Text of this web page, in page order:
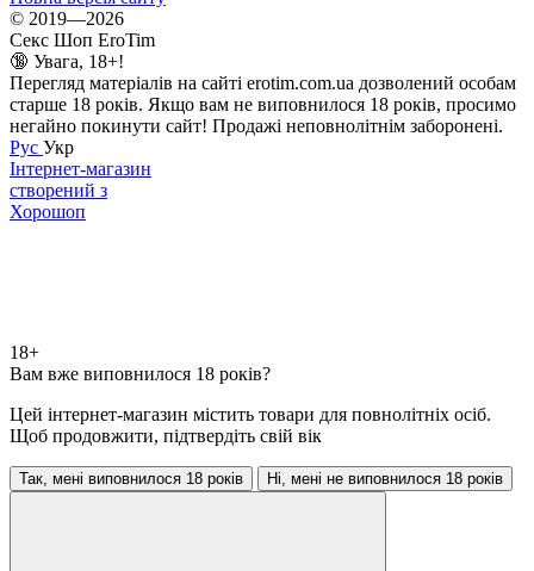
© 2019—2026
Секс Шоп EroTim
🔞 Увага, 18+!
Перегляд матеріалів на сайті erotim.com.ua дозволений особам
старше 18 років. Якщо вам не виповнилося 18 років, просимо
негайно покинути сайт! Продажі неповнолітнім заборонені.
Рус Укр
Інтернет-магазин
створений з
Хорошоп
18+
Вам вже виповнилося 18 років?
Цей інтернет-магазин містить товари для повнолітніх осіб.
Щоб продовжити, підтвердіть свій вік
Так, мені виповнилося 18 років Ні, мені не виповнилося 18 років